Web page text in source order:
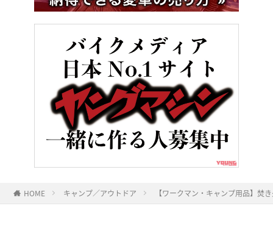
HOME キャンプ／アウトドア 【ワークマン・キャンプ用品】焚